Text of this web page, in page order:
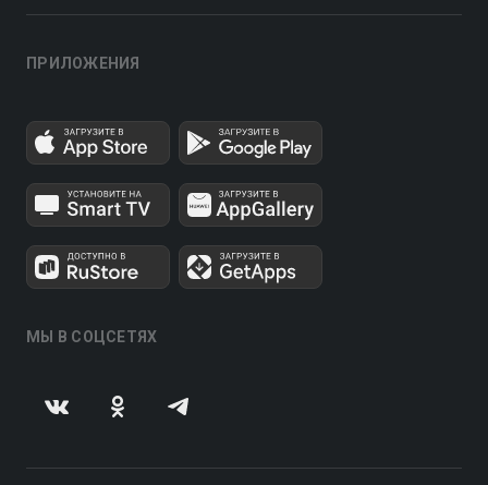
ПРИЛОЖЕНИЯ
МЫ В СОЦСЕТЯХ